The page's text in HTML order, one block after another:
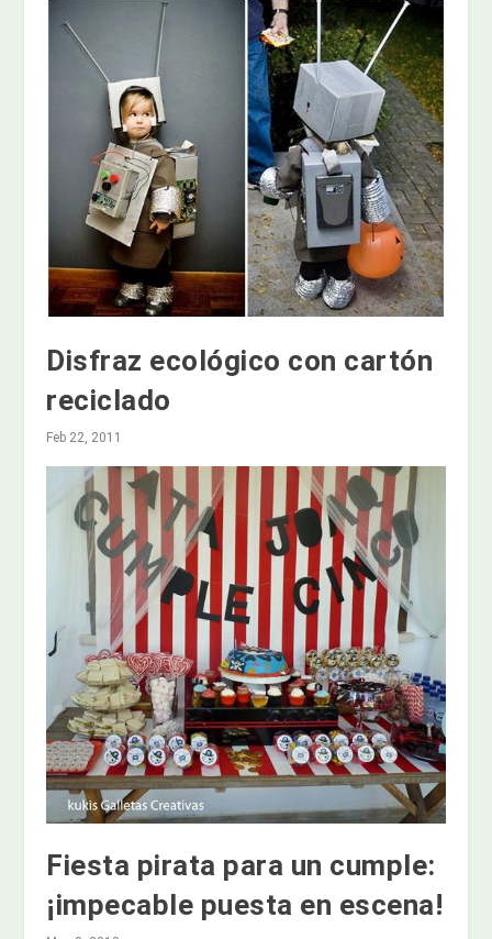
Disfraz ecológico con cartón
reciclado
Feb 22, 2011
Fiesta pirata para un cumple:
¡impecable puesta en escena!